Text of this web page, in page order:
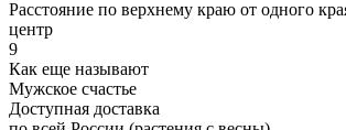
Расстояние по верхнему краю от одного
центр
9
Как еще называют
Мужское счастье
Доступная доставка